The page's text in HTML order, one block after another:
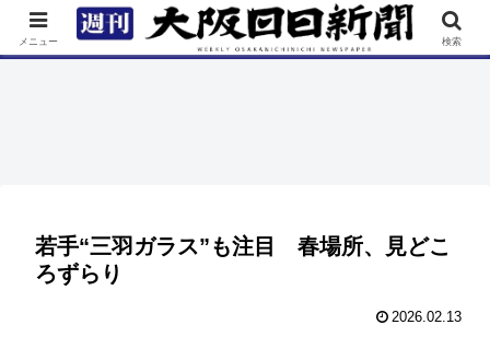
TOP 特集 ニュース 連載 街ネタ イベント
若手“三羽ガラス”も注目 春場所、見どこ
ろずらり
2026.02.13
メニュー 検索